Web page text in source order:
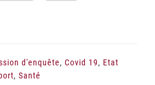
d'enquête, Covid 19, Etat
, Santé